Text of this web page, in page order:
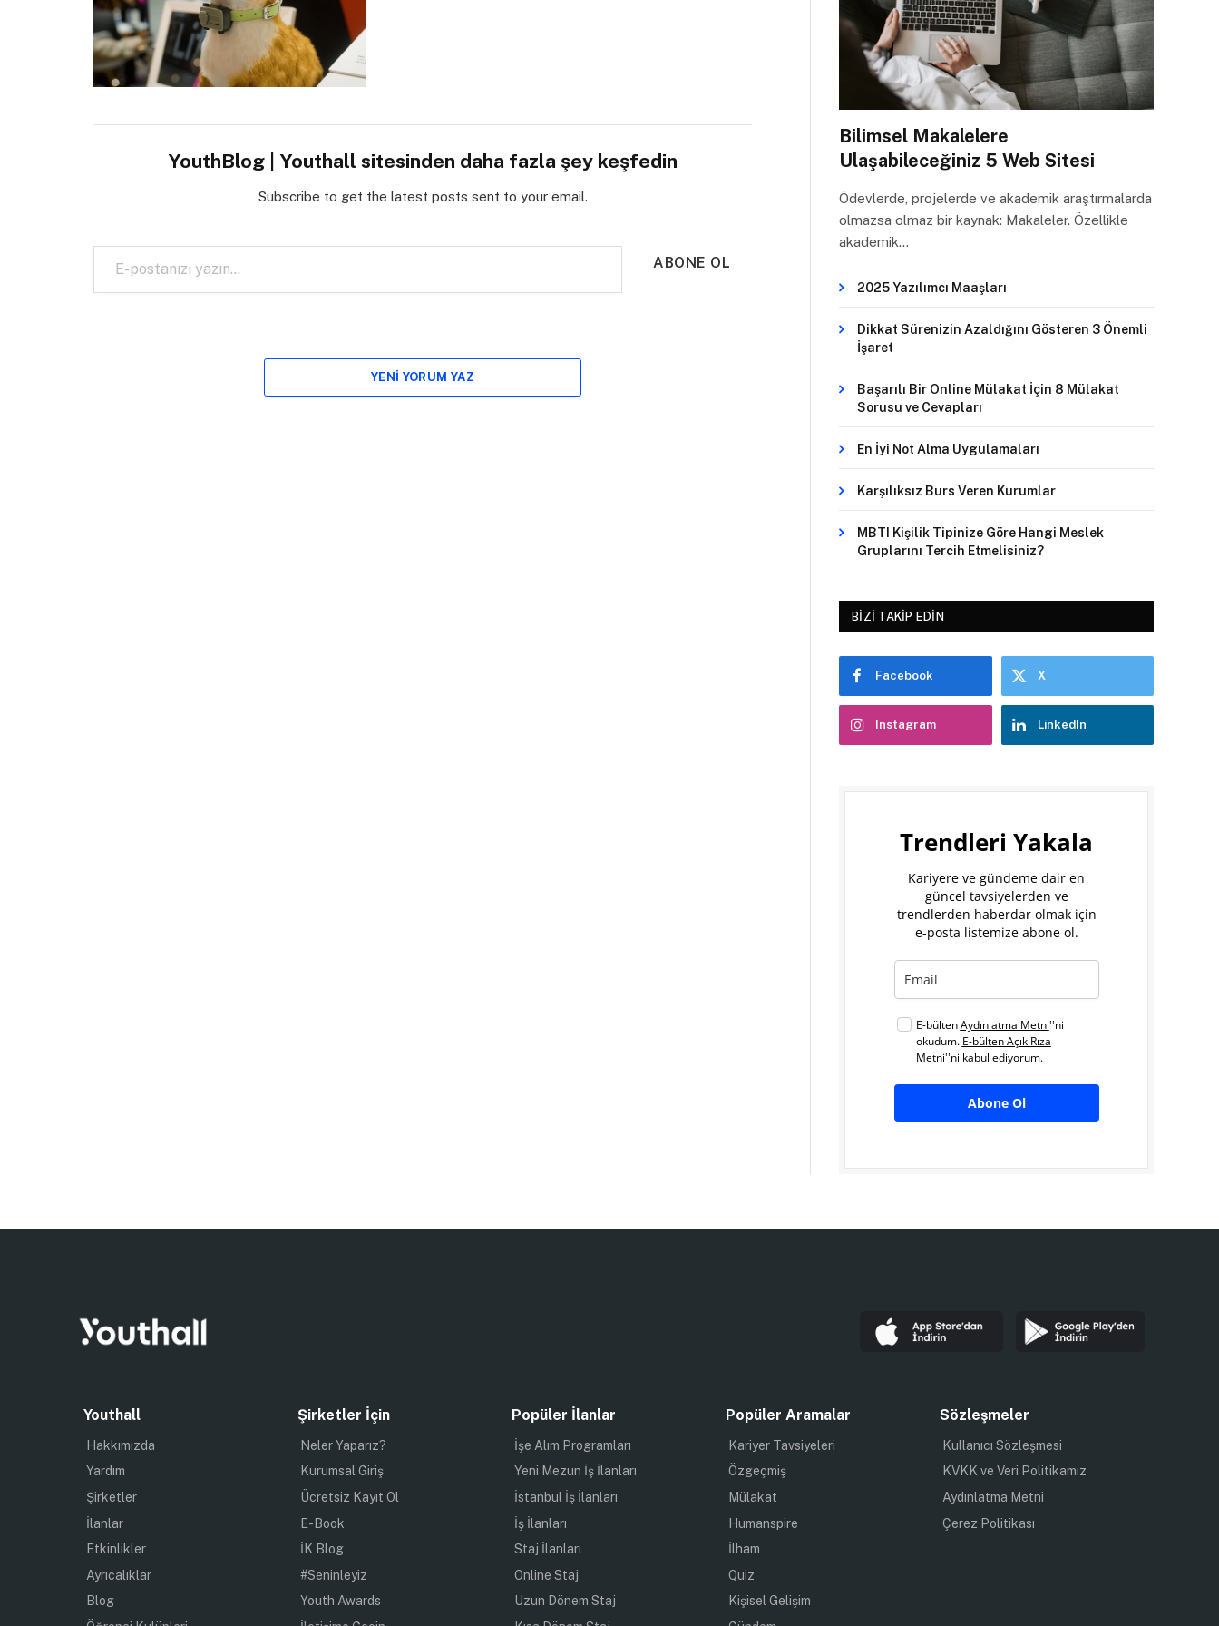
YouthBlog | Youthall sitesinden daha fazla şey keşfedin
Subscribe to get the latest posts sent to your email.
E-postanızı yazın…
ABONE OL
YENI YORUM YAZ
Bilimsel Makalelere
Ulaşabileceğiniz 5 Web Sitesi
Ödevlerde, projelerde ve akademik araştırmalarda
olmazsa olmaz bir kaynak: Makaleler. Özellikle
akademik…
2025 Yazılımcı Maaşları
Dikkat Sürenizin Azaldığını Gösteren 3 Önemli
İşaret
Başarılı Bir Online Mülakat İçin 8 Mülakat
Sorusu ve Cevapları
En İyi Not Alma Uygulamaları
Karşılıksız Burs Veren Kurumlar
MBTI Kişilik Tipinize Göre Hangi Meslek
Gruplarını Tercih Etmelisiniz?
BIZI TAKIP EDIN
Facebook X
Instagram LinkedIn
Trendleri Yakala
Kariyere ve gündeme dair en
güncel tavsiyelerden ve
trendlerden haberdar olmak için
e-posta listemize abone ol.
E-bültenAydınlatma Metni''ni
okudum. E-bülten Açık Rıza
Metni''ni kabul ediyorum.
Abone Ol
Youthall
Hakkımızda
Yardım
Şirketler
İlanlar
Etkinlikler
Ayrıcalıklar
Blog
Şirketler İçin
Neler Yaparız?
Kurumsal Giriş
Ücretsiz Kayıt Ol
E-Book
İK Blog
#Seninleyiz
Youth Awards
Popüler İlanlar
İşe Alım Programları
Yeni Mezun İş İlanları
İstanbul İş İlanları
İş İlanları
Staj İlanları
Online Staj
Uzun Dönem Staj
Popüler Aramalar
Kariyer Tavsiyeleri
Özgeçmiş
Mülakat
Humanspire
İlham
Quiz
Kişisel Gelişim
Sözleşmeler
Kullanıcı Sözleşmesi
KVKK ve Veri Politikamız
Aydınlatma Metni
Çerez Politikası